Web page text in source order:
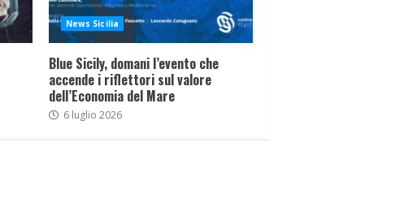
News Sicilia
Blue Sicily, domani l’evento che
accende i riflettori sul valore
dell’Economia del Mare
6 luglio 2026